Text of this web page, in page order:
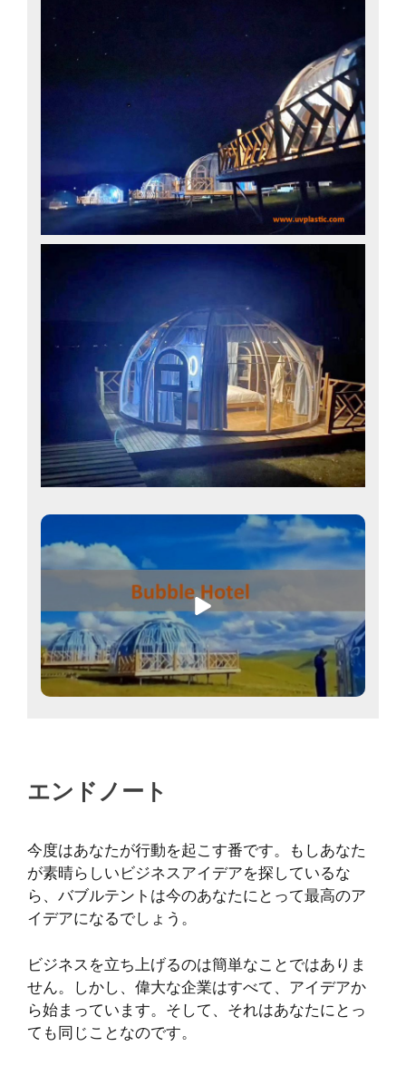
エンドノート
今度はあなたが行動を起こす番です。もしあなた
が素晴らしいビジネスアイデアを探しているな
ら、バブルテントは今のあなたにとって最高のア
イデアになるでしょう。
ビジネスを立ち上げるのは簡単なことではありま
せん。しかし、偉大な企業はすべて、アイデアか
ら始まっています。そして、それはあなたにとっ
ても同じことなのです。